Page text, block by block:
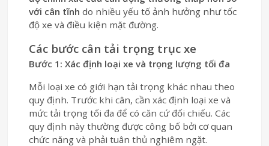
với cân tĩnh do nhiều yếu tố ảnh hưởng như tốc
độ xe và điều kiện mặt đường.
Các bước cân tải trọng trục xe
Bước 1: Xác định loại xe và trọng lượng tối đa
Mỗi loại xe có giới hạn tải trọng khác nhau theo
quy định. Trước khi cân, cần xác định loại xe và
mức tải trọng tối đa để có căn cứ đối chiếu. Các
quy định này thường được công bố bởi cơ quan
chức năng và phải tuân thủ nghiêm ngặt.